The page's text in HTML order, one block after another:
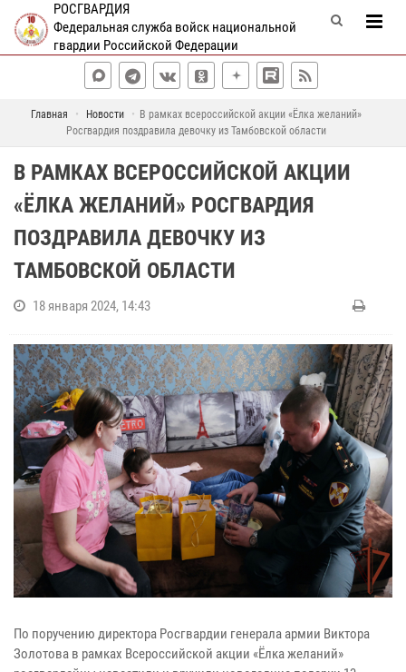
РОСГВАРДИЯ
Федеральная служба войск национальной
гвардии Российской Федерации
Главная Новости
В рамках всероссийской акции «Ёлка желаний»
Росгвардия поздравила девочку из Тамбовской области
В РАМКАХ ВСЕРОССИЙСКОЙ АКЦИИ
«ЁЛКА ЖЕЛАНИЙ» РОСГВАРДИЯ
ПОЗДРАВИЛА ДЕВОЧКУ ИЗ
ТАМБОВСКОЙ ОБЛАСТИ
18 января 2024, 14:43
По поручению директора Росгвардии генерала армии Виктора
Золотова в рамках Всероссийской акции «Ёлка желаний»